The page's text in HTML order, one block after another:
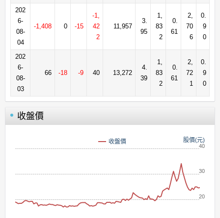
202
6-
08-
04
-1,408 0 -15
-1,
42
2
11,957
3.
95
1,
83
2
0.
61
2,
70
6
0.
9
0
202
6-
08-
03
66 -18 -9 40 13,272
4.
39
1,
83
2
0.
61
2,
72
1
0.
9
0
收盤價
股價(元)
收盤價
20
30
40